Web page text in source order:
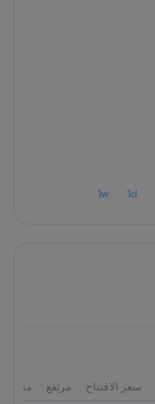
1d
1w
سعر الاقتتاح مرتفع